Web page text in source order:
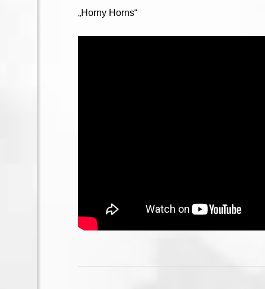
„Horny Horns“